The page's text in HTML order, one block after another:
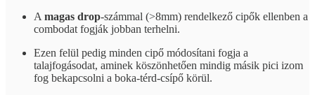
A magas drop-számmal (>8mm) rendelkező cipők ellenben a
combodat fogják jobban terhelni.
Ezen felül pedig minden cipő módosítani fogja a
talajfogásodat, aminek köszönhetően mindig másik pici izom
fog bekapcsolni a boka-térd-csípő körül.